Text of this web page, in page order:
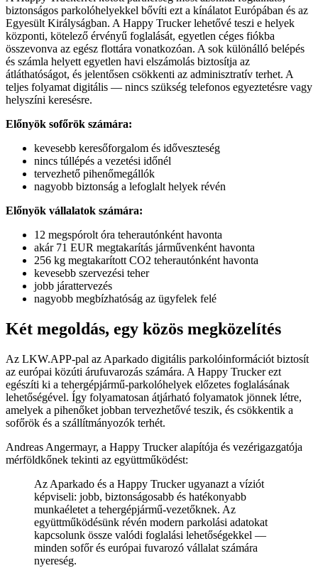
biztonságos parkolóhelyekkel bővíti ezt a kínálatot Európában és az
Egyesült Királyságban. A Happy Trucker lehetővé teszi e helyek
központi, kötelező érvényű foglalását, egyetlen céges fiókba
összevonva az egész flottára vonatkozóan. A sok különálló belépés
és számla helyett egyetlen havi elszámolás biztosítja az
átláthatóságot, és jelentősen csökkenti az adminisztratív terhet. A
teljes folyamat digitális — nincs szükség telefonos egyeztetésre vagy
helyszíni keresésre.
Előnyök sofőrök számára:
kevesebb keresőforgalom és időveszteség
nincs túllépés a vezetési időnél
tervezhető pihenőmegállók
nagyobb biztonság a lefoglalt helyek révén
Előnyök vállalatok számára:
12 megspórolt óra teherautónként havonta
akár 71 EUR megtakarítás járművenként havonta
256 kg megtakarított CO2 teherautónként havonta
kevesebb szervezési teher
jobb járattervezés
nagyobb megbízhatóság az ügyfelek felé
Két megoldás, egy közös megközelítés
Az LKW.APP-pal az Aparkado digitális parkolóinformációt biztosít
az európai közúti árufuvarozás számára. A Happy Trucker ezt
egészíti ki a tehergépjármű-parkolóhelyek előzetes foglalásának
lehetőségével. Így folyamatosan átjárható folyamatok jönnek létre,
amelyek a pihenőket jobban tervezhetővé teszik, és csökkentik a
sofőrök és a szállítmányozók terhét.
Andreas Angermayr, a Happy Trucker alapítója és vezérigazgatója
mérföldkőnek tekinti az együttműködést:
Az Aparkado és a Happy Trucker ugyanazt a víziót
képviseli: jobb, biztonságosabb és hatékonyabb
munkaéletet a tehergépjármű-vezetőknek. Az
együttműködésünk révén modern parkolási adatokat
kapcsolunk össze valódi foglalási lehetőségekkel —
minden sofőr és európai fuvarozó vállalat számára
nyereség.